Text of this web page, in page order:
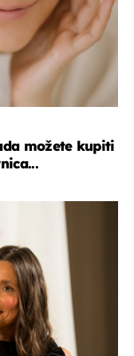
možete kupiti